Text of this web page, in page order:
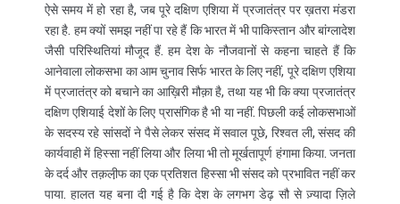
ऐसे समय में हो रहा है, जब पूरे दक्षिण एशिया में प्रजातंत्र पर ख़तरा मंडरा
रहा है. हम क्यों समझ नहीं पा रहे हैं कि भारत में भी पाकिस्तान और बांग्लादेश
जैसी परिस्थितियां मौजूद हैं. हम देश के नौजवानों से कहना चाहते हैं कि
आनेवाला लोकसभा का आम चुनाव सिर्फ भारत के लिए नहीं, पूरे दक्षिण एशिया
में प्रजातंत्र को बचाने का आख़िरी मौक़ा है, तथा यह भी कि क्या प्रजातंत्र
दक्षिण एशियाई देशों के लिए प्रासंगिक है भी या नहीं. पिछली कई लोकसभाओं
के सदस्य रहे सांसदों ने पैसे लेकर संसद में सवाल पूछे, रिश्वत ली, संसद की
कार्यवाही में हिस्सा नहीं लिया और लिया भी तो मूर्खतापूर्ण हंगामा किया. जनता
के दर्द और तक़ली़फ का एक प्रतिशत हिस्सा भी संसद को प्रभावित नहीं कर
पाया. हालत यह बना दी गई है कि देश के लगभग डेढ़ सौ से ज़्यादा ज़िले